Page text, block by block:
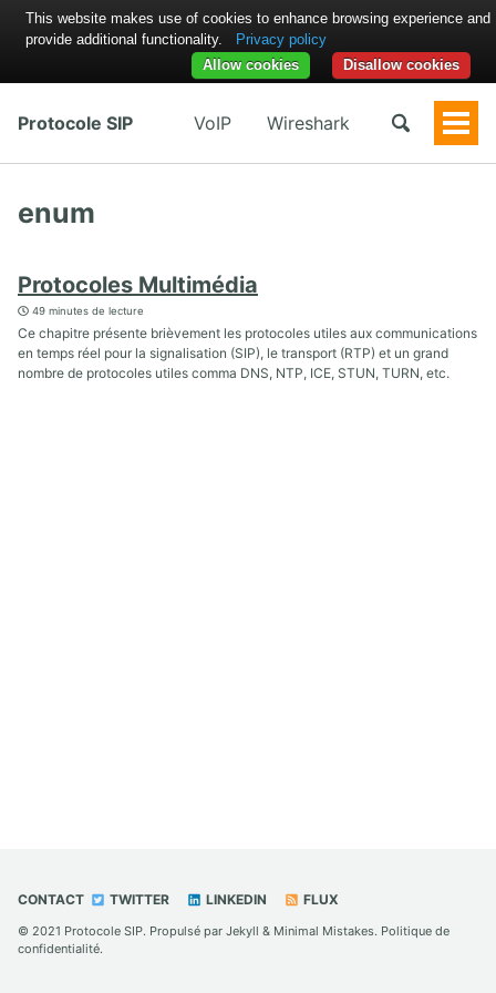
Protocole SIP VoIP Wireshark
enum
Protocoles Multimédia
49 minutes de lecture
Ce chapitre présente brièvement les protocoles utiles aux communications
en temps réel pour la signalisation (SIP), le transport (RTP) et un grand
nombre de protocoles utiles comma DNS, NTP, ICE, STUN, TURN, etc.
CONTACT TWITTER LINKEDIN FLUX
© 2021 Protocole SIP. Propulsé par Jekyll & Minimal Mistakes. Politique de
confidentialité.
This website makes use of cookies to enhance browsing experience and
provide additional functionality.
Privacy policy
Disallow cookies
Allow cookies